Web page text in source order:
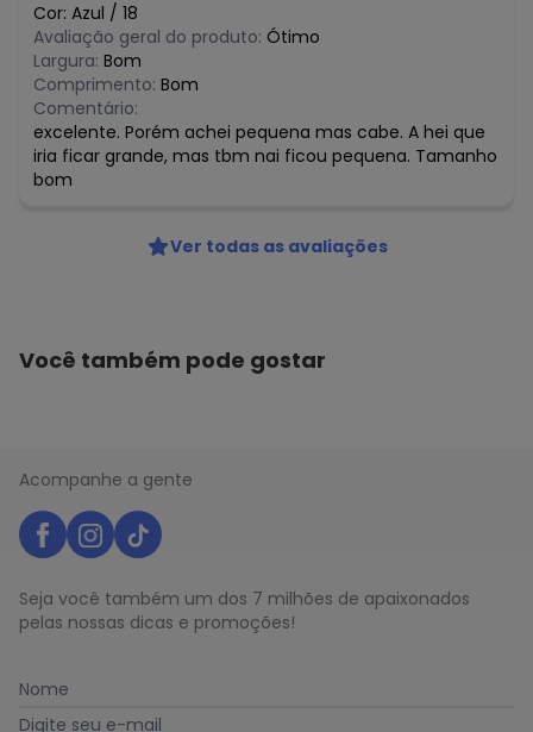
Cor: Azul / 18
Avaliação geral do produto: Ótimo
Largura: Bom
Comprimento: Bom
Comentário:
excelente. Porém achei pequena mas cabe. A hei que
iria ficar grande, mas tbm nai ficou pequena. Tamanho
bom
Ver todas as avaliações
Você também pode gostar
Acompanhe a gente
Seja você também um dos 7 milhões de apaixonados
pelas nossas dicas e promoções!
Nome
Digite seu e-mail